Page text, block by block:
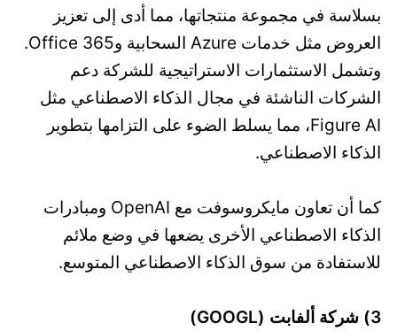
بسلاسة في مجموعة منتجاتها، مما أدى إلى تعزيز
العروض مثل خدمات Azure السحابية وOffice 365.
وتشمل الاستثمارات الاستراتيجية للشركة دعم
الشركات الناشئة في مجال الذكاء الاصطناعي مثل
Figure AI، مما يسلط الضوء على التزامها بتطوير
الذكاء الاصطناعي.
كما أن تعاون مايكروسوفت مع OpenAI ومبادرات
الذكاء الاصطناعي الأخرى يضعها في وضع ملائم
للاستفادة من سوق الذكاء الاصطناعي المتوسع.
3) شركة ألفابت (GOOGL)